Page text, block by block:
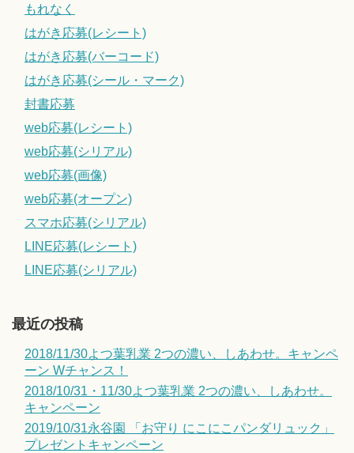
もれなく
はがき応募(レシート)
はがき応募(バーコード)
はがき応募(シール・マーク)
封書応募
web応募(レシート)
web応募(シリアル)
web応募(画像)
web応募(オープン)
スマホ応募(シリアル)
LINE応募(レシート)
LINE応募(シリアル)
最近の投稿
2018/11/30よつ葉乳業 2つの濃い、しあわせ。キャンペ
ーン Wチャンス！
2018/10/31・11/30よつ葉乳業 2つの濃い、しあわせ。
キャンペーン
2019/10/31永谷園 「お守り にこにこパンダリュック」
プレゼントキャンペーン